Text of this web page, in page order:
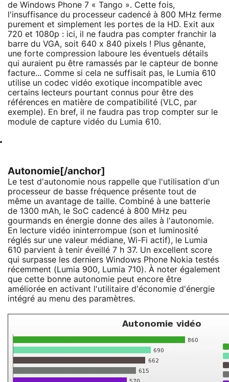
de Windows Phone 7 « Tango ». Cette fois,
l'insuffisance du processeur cadencé à 800 MHz ferme
purement et simplement les portes de la HD. Exit aux
720 et 1080p : ici, il ne faudra pas compter franchir la
barre du VGA, soit 640 x 840 pixels ! Plus gênante,
une forte compression laboure les éventuels détails
qui auraient pu être ramassés par le capteur de bonne
facture... Comme si cela ne suffisait pas, le Lumia 610
utilise un codec vidéo exotique incompatible avec
certains lecteurs pourtant connus pour être des
références en matière de compatibilité (VLC, par
exemple). En bref, il ne faudra pas trop compter sur le
module de capture vidéo du Lumia 610.
Autonomie[/anchor]
Le test d'autonomie nous rappelle que l'utilisation d'un
processeur de basse fréquence présente tout de
même un avantage de taille. Combiné à une batterie
de 1300 mAh, le SoC cadencé à 800 MHz peu
gourmands en énergie donne des ailes à l'autonomie.
En lecture vidéo ininterrompue (son et luminosité
réglés sur une valeur médiane, Wi-Fi actif), le Lumia
610 parvient à tenir éveillé 7 h 37. Un excellent score
qui surpasse les derniers Windows Phone Nokia testés
récemment (Lumia 900, Lumia 710). À noter également
que cette bonne autonomie peut encore être
améliorée en activant l'utilitaire d'économie d'énergie
intégré au menu des paramètres.